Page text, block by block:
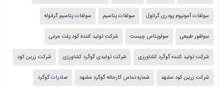
سولفات آمونیوم پودری گرانول سولفات پتاسیم سولفات پتاسیم گرانوله
سولفور طبیعی سولوپتاس چیست شرکت تولید کننده کود پلت مرغی
شرکت تولید کننده گوگرد کشاورزی شرکت تولیدی گوگرد کشاورزی شرکت زرین کود
شرکت زرین کود مشهد شماره تماس کارخانه گوگرد مشهد صادرات گوگرد